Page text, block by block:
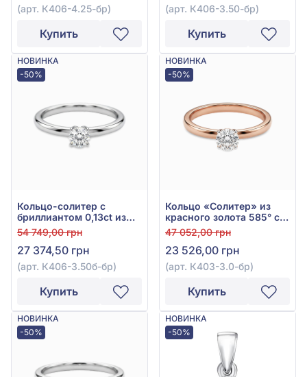
(арт. К406-4.25-бр)
Купить
(арт. К406-3.50-бр)
Купить
НОВИНКА
-50%
Кольцо-солитер с
бриллиантом 0,13ct из
белого золота 585°, арт.
К406-3.50б-бр
54 749,00 грн
27 374,50 грн
(арт. К406-3.50б-бр)
Купить
НОВИНКА
-50%
Кольцо «Солитер» из
красного золота 585° с
бриллиантом 0,11ct, арт.
К403-3.0-бр
47 052,00 грн
23 526,00 грн
(арт. К403-3.0-бр)
Купить
НОВИНКА
-50%
НОВИНКА
-50%